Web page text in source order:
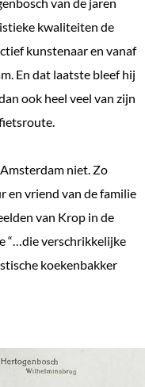
kwaliteiten de
kunstenaar en vanaf
En dat laatste bleef hij
ook heel veel van zijn
niet. Zo
en vriend van de familie
van Krop in de
“…die verschrikkelijke
koekenbakker